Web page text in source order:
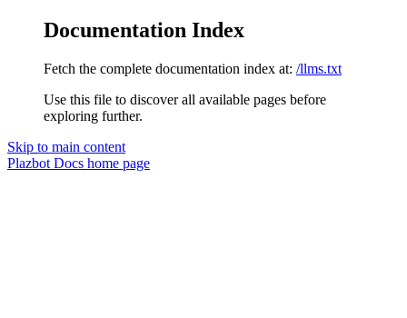
Documentation Index
Fetch the complete documentation index at: /llms.txt
Use this file to discover all available pages before
exploring further.
Skip to main content
Plazbot Docs home page